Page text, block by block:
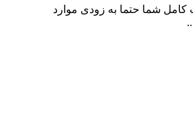
کامل شما حتما به زودی موارد